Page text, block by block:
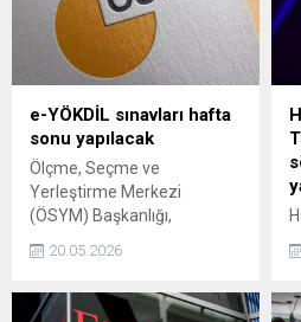
ileriye taşımamız
gerektiğine inanıyorum dedi.
e-YÖKDİL sınavları hafta
sonu yapılacak
Ölçme, Seçme ve
Yerleştirme Merkezi
(ÖSYM) Başkanlığı,
Kurumları Yabancı Dil
hafta sonu
20.05.2026